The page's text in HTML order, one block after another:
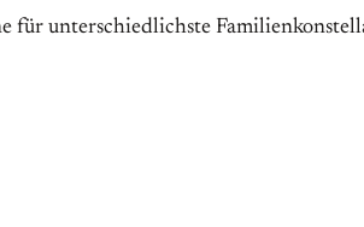
für unterschiedlichste